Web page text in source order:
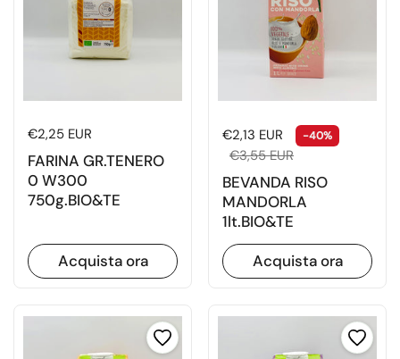
Prezzo di listino
€2,25 EUR
FARINA GR.TENERO
0 W300
750g.BIO&TE
Acquista ora
Prezzo di listino
€2,13 EUR -40%
€3,55 EUR
BEVANDA RISO
MANDORLA
1lt.BIO&TE
Acquista ora